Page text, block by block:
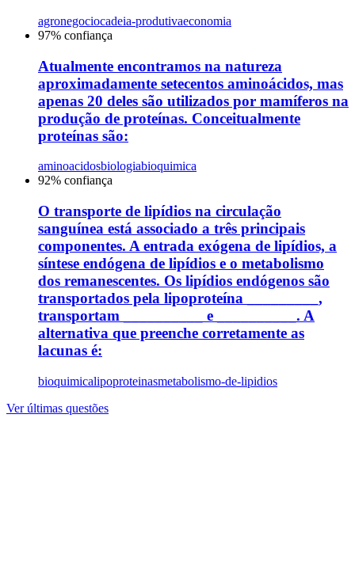
agronegociocadeia-produtivaeconomia
97% confiança
Atualmente encontramos na natureza
aproximadamente setecentos aminoácidos, mas
apenas 20 deles são utilizados por mamíferos na
produção de proteínas. Conceitualmente
proteínas são:
aminoacidosbiologiabioquimica
92% confiança
O transporte de lipídios na circulação
sanguínea está associado a três principais
componentes. A entrada exógena de lipídios, a
síntese endógena de lipídios e o metabolismo
dos remanescentes. Os lipídios endógenos são
transportados pela lipoproteína _________,
transportam __________ e __________. A
alternativa que preenche corretamente as
lacunas é:
bioquimicalipoproteinasmetabolismo-de-lipidios
Ver últimas questões